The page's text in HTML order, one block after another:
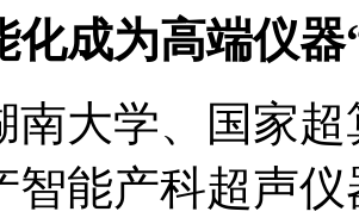
成为高端仪器
学、国家超
智能产科超声